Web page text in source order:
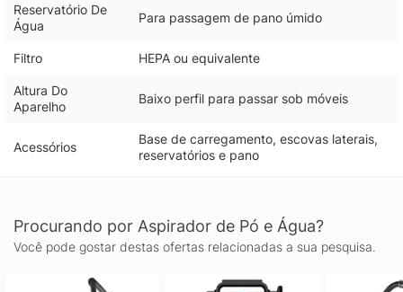
Reservatório De
Água
Para passagem de pano úmido
Filtro HEPA ou equivalente
Altura Do
Aparelho
Baixo perfil para passar sob móveis
Acessórios
Base de carregamento, escovas laterais,
reservatórios e pano
Procurando por Aspirador de Pó e Água?
Você pode gostar destas ofertas relacionadas a sua pesquisa.